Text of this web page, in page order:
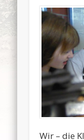
Wir – die